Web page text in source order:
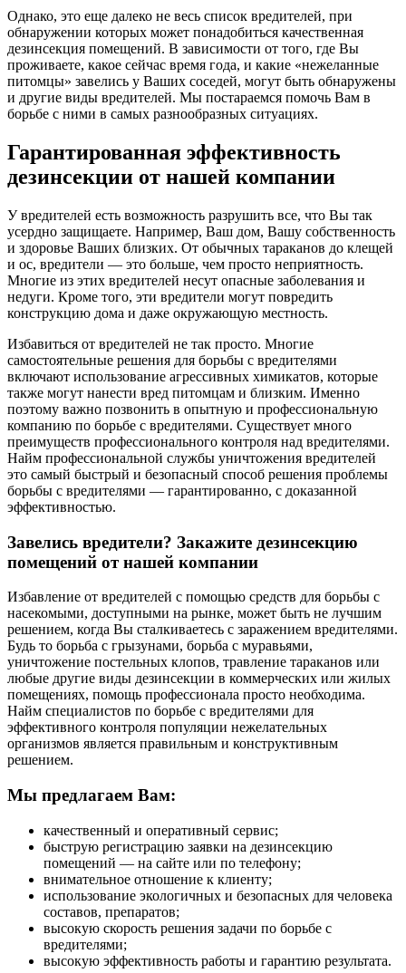
Однако, это еще далеко не весь список вредителей, при
обнаружении которых может понадобиться качественная
дезинсекция помещений. В зависимости от того, где Вы
проживаете, какое сейчас время года, и какие «нежеланные
питомцы» завелись у Ваших соседей, могут быть обнаружены
и другие виды вредителей. Мы постараемся помочь Вам в
борьбе с ними в самых разнообразных ситуациях.
Гарантированная эффективность
дезинсекции от нашей компании
У вредителей есть возможность разрушить все, что Вы так
усердно защищаете. Например, Ваш дом, Вашу собственность
и здоровье Ваших близких. От обычных тараканов до клещей
и ос, вредители — это больше, чем просто неприятность.
Многие из этих вредителей несут опасные заболевания и
недуги. Кроме того, эти вредители могут повредить
конструкцию дома и даже окружающую местность.
Избавиться от вредителей не так просто. Многие
самостоятельные решения для борьбы с вредителями
включают использование агрессивных химикатов, которые
также могут нанести вред питомцам и близким. Именно
поэтому важно позвонить в опытную и профессиональную
компанию по борьбе с вредителями. Существует много
преимуществ профессионального контроля над вредителями.
Найм профессиональной службы уничтожения вредителей
это самый быстрый и безопасный способ решения проблемы
борьбы с вредителями — гарантированно, с доказанной
эффективностью.
Завелись вредители? Закажите дезинсекцию
помещений от нашей компании
Избавление от вредителей с помощью средств для борьбы с
насекомыми, доступными на рынке, может быть не лучшим
решением, когда Вы сталкиваетесь с заражением вредителями.
Будь то борьба с грызунами, борьба с муравьями,
уничтожение постельных клопов, травление тараканов или
любые другие виды дезинсекции в коммерческих или жилых
помещениях, помощь профессионала просто необходима.
Найм специалистов по борьбе с вредителями для
эффективного контроля популяции нежелательных
организмов является правильным и конструктивным
решением.
Мы предлагаем Вам:
качественный и оперативный сервис;
быструю регистрацию заявки на дезинсекцию
помещений — на сайте или по телефону;
внимательное отношение к клиенту;
использование экологичных и безопасных для человека
составов, препаратов;
высокую скорость решения задачи по борьбе с
вредителями;
высокую эффективность работы и гарантию результата.